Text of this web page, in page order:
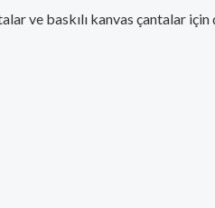
ve baskılı kanvas çantalar